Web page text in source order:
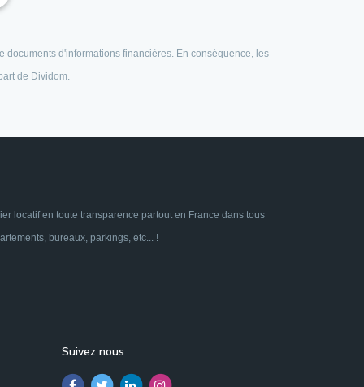
documents d'informations financières. En conséquence, les
de Dividom.
locatif en toute transparence partout en France dans tous
bureaux, parkings, etc... !
Suivez nous